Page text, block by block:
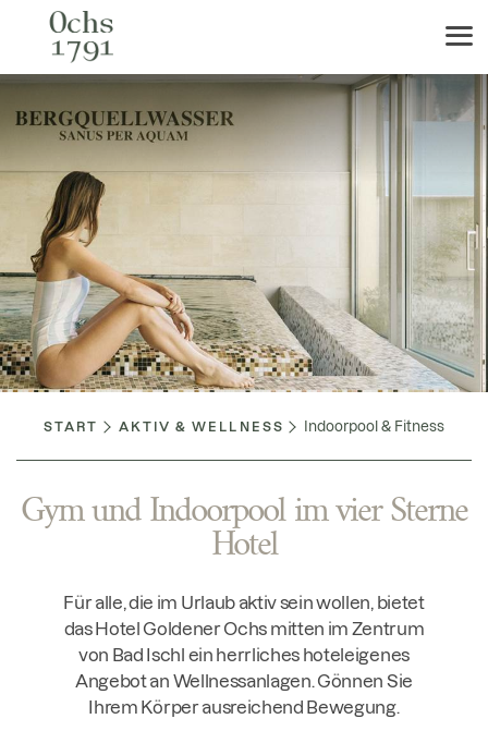
START AKTIV & WELLNESS Indoorpool & Fitness
Gym und Indoorpool im vier Sterne
Hotel
Für alle, die im Urlaub aktiv sein wollen, bietet
das Hotel Goldener Ochs mitten im Zentrum
von Bad Ischl ein herrliches hoteleigenes
Angebot an Wellnessanlagen. Gönnen Sie
Ihrem Körper ausreichend Bewegung.